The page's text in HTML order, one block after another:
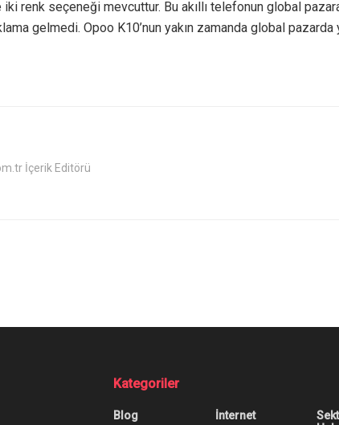
renk seçeneği mevcuttur. Bu akıllı telefonun global
gelmedi. Opoo K10’nun yakın zamanda global pazarda
İçerik Editörü
ve Özellik Karşılaştırması